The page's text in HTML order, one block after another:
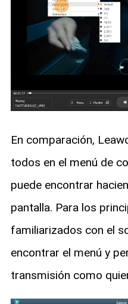
En comparación,
todos en el menú de
puede encontrar
pantalla. Para los
familiarizados con el
encontrar el menú y
transmisión como